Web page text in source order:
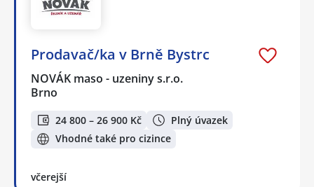
Prodavač/ka v Brně Bystrc
NOVÁK maso - uzeniny s.r.o.
Brno
24 800 – 26 900 Kč
Plný úvazek
Vhodné také pro cizince
včerejší